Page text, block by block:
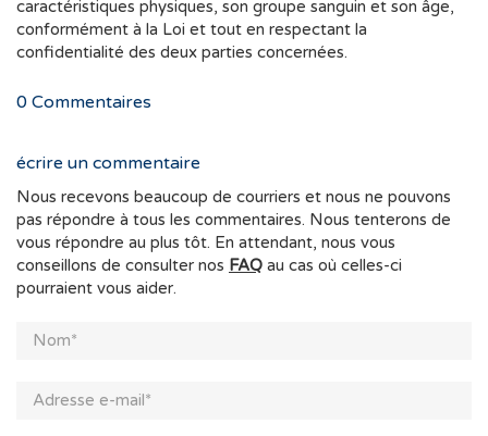
caractéristiques physiques, son groupe sanguin et son âge,
conformément à la Loi et tout en respectant la
confidentialité des deux parties concernées.
0 Commentaires
écrire un commentaire
Nous recevons beaucoup de courriers et nous ne pouvons
pas répondre à tous les commentaires. Nous tenterons de
vous répondre au plus tôt. En attendant, nous vous
conseillons de consulter nos FAQ au cas où celles-ci
pourraient vous aider.